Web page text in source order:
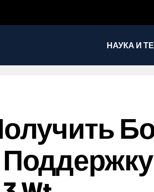
НАУКА И